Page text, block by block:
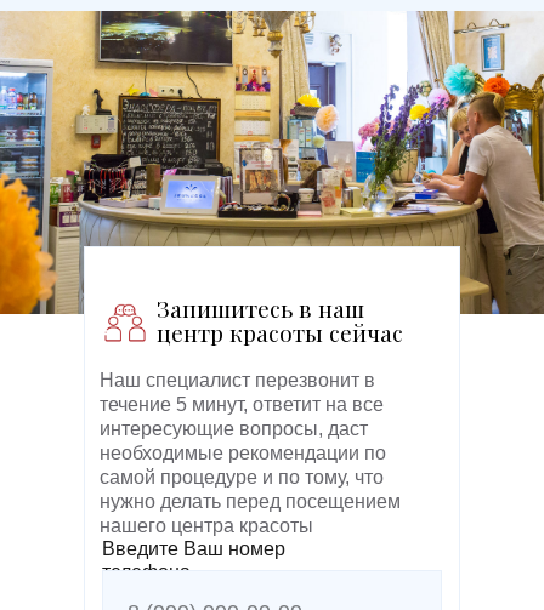
Запишитесь в наш
центр красоты сейчас
Наш специалист перезвонит в
течение 5 минут, ответит на все
интересующие вопросы, даст
необходимые рекомендации по
самой процедуре и по тому, что
нужно делать перед посещением
нашего центра красоты
Введите Ваш номер
телефона